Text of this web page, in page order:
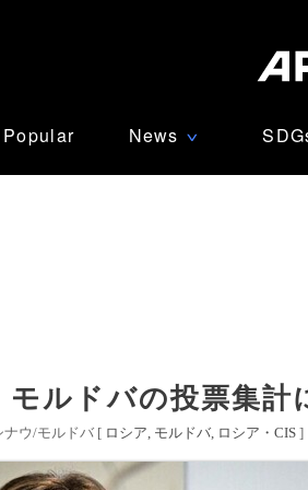
Popular News ∨
モルドバの投票集
ナウ/モルドバ [ ロシア モルドバ ロシア・CIS ]